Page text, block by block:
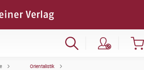
Orientalistik